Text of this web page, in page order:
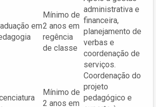
em
Mínimo de
2 anos em
regência
de classe
administrativa e
financeira,
planejamento de
verbas e
coordenação de
serviços.
Mínimo de
2 anos em
Coordenação do
projeto
pedagógico e